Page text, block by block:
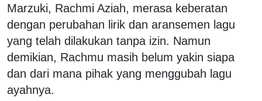
Marzuki, Rachmi Aziah, merasa keberatan
dengan perubahan lirik dan aransemen lagu
yang telah dilakukan tanpa izin. Namun
demikian, Rachmu masih belum yakin siapa
dan dari mana pihak yang menggubah lagu
ayahnya.